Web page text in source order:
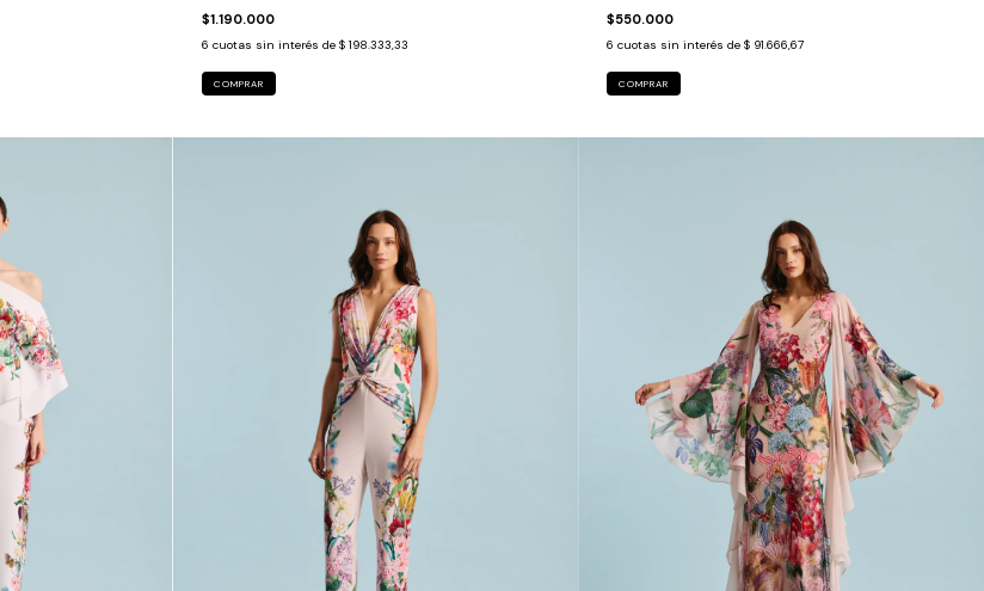
$1.190.000
6 cuotas sin interés de $ 198.333,33
COMPRAR
$550.000
6 cuotas sin interés de$ 91.666,67
COMPRAR